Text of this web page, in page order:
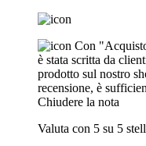
Con
è stata scritta da
prodotto sul nostro
recensione, è
Chiudere la nota
Valuta con 5 su 5